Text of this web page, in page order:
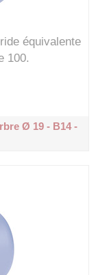
équivalente
100.
Ø 19 - B14 -